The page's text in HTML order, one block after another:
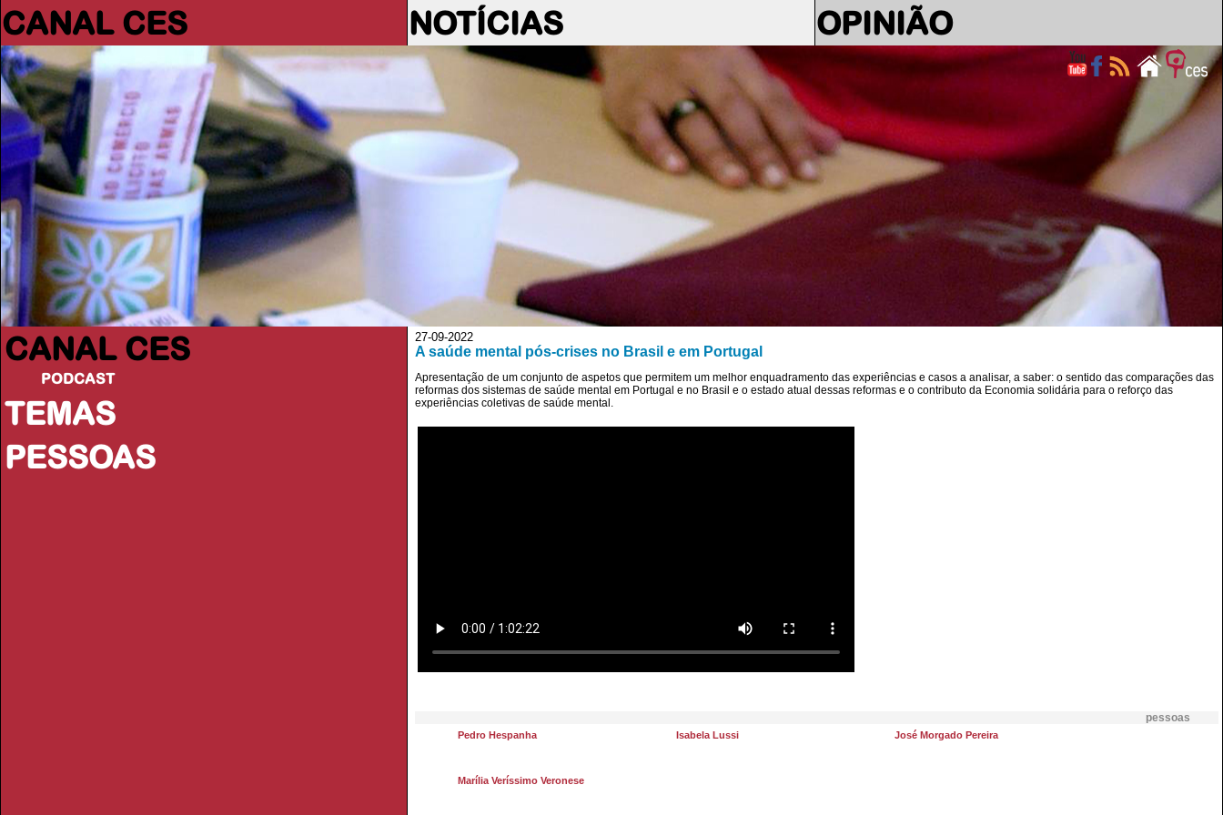
CANAL CES NOTÍCIAS OPINIÃO
CANAL CES
PODCAST
TEMAS
PESSOAS
27-09-2022
A saúde mental pós-crises no Brasil e em Portugal
Apresentação de um conjunto de aspetos que permitem um melhor enquadramento das experiências e casos a analisar, a saber: o sentido das comparações das
reformas dos sistemas de saúde mental em Portugal e no Brasil e o estado atual dessas reformas e o contributo da Economia solidária para o reforço das
experiências coletivas de saúde mental.
pessoas
Pedro Hespanha Isabela Lussi José Morgado Pereira
Marília Veríssimo Veronese